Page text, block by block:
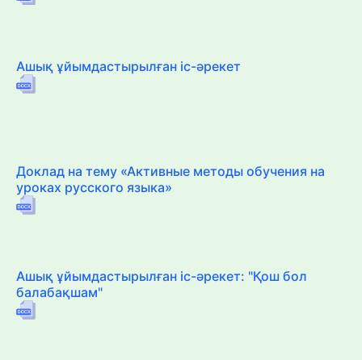
Ашық ұйымдастырылған іс-әрекет
Доклад на тему «Активные методы обучения на
уроках русского языка»
Ашық ұйымдастырылған іс-әрекет: "Қош бол
балабақшам"